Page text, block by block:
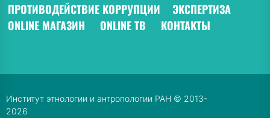
ПРОТИВОДЕЙСТВИЕ КОРРУПЦИИ ЭКСПЕРТИЗА
ONLINE МАГАЗИН
ONLINE ТВ КОНТАКТЫ
Институт этнологии и антропологии РАН © 2013-
2026